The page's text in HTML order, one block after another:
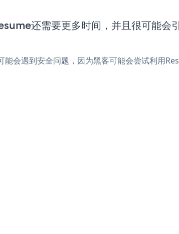
还需要更多时间，并且很可能会
能会遇到安全问题，因为黑客可能会尝试利用